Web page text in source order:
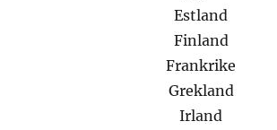
Estland
Finland
Frankrike
Grekland
Irland